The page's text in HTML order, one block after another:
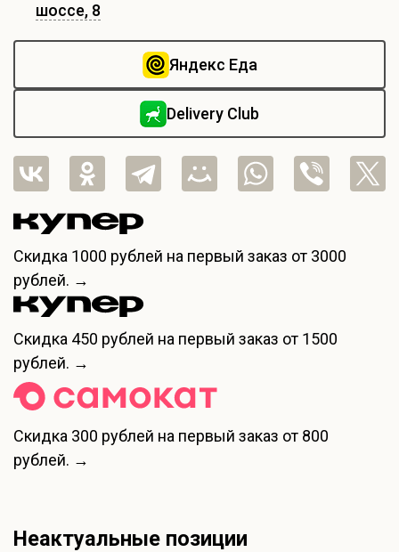
шоссе, 8
Яндекс Еда
Delivery Club
Скидка 1000 рублей на первый заказ от 3000
рублей. →
Скидка 450 рублей на первый заказ от 1500
рублей. →
Скидка 300 рублей на первый заказ от 800
рублей. →
Неактуальные позиции